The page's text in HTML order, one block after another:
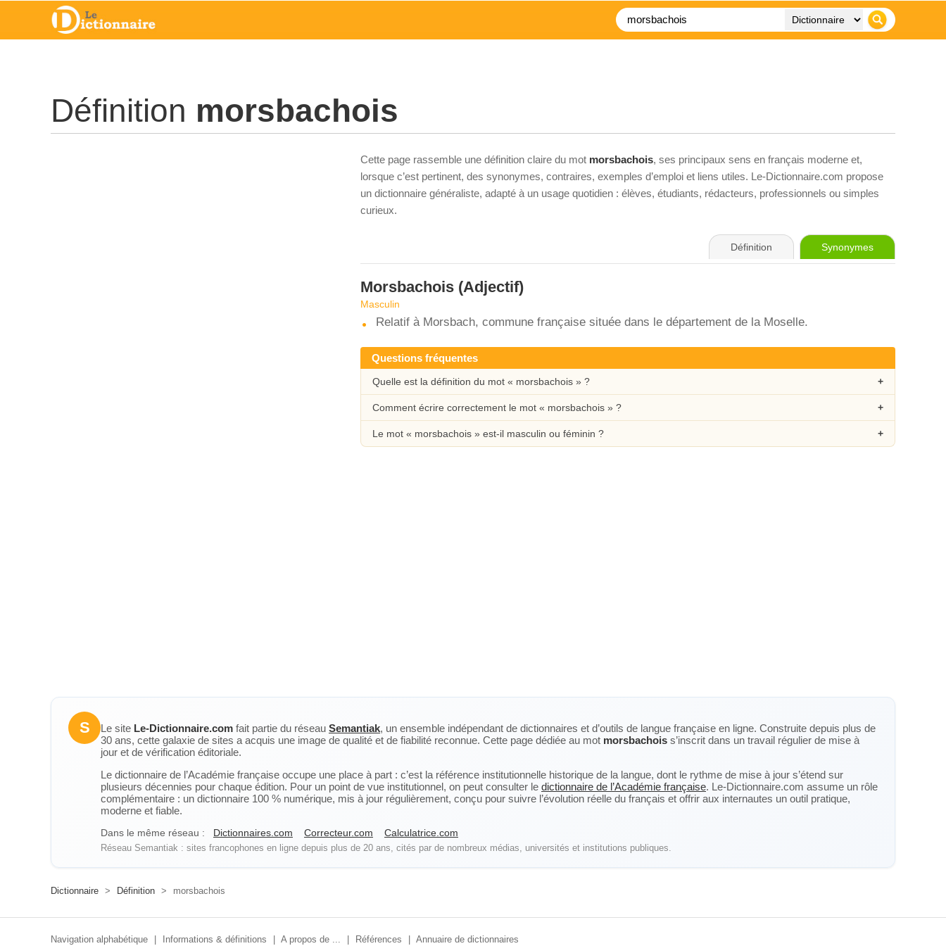
Définition morsbachois
Cette page rassemble une définition claire du mot morsbachois, ses principaux sens en français moderne et,
lorsque c’est pertinent, des synonymes, contraires, exemples d’emploi et liens utiles. Le-Dictionnaire.com propose
un dictionnaire généraliste, adapté à un usage quotidien : élèves, étudiants, rédacteurs, professionnels ou simples
curieux.
Définition Synonymes
Morsbachois (Adjectif)
Masculin
Relatif à Morsbach, commune française située dans le département de la Moselle.
Questions fréquentes
Quelle est la définition du mot « morsbachois » ?
Comment écrire correctement le mot « morsbachois » ?
Le mot « morsbachois » est-il masculin ou féminin ?
S Le site Le-Dictionnaire.com fait partie du réseau Semantiak, un ensemble indépendant de dictionnaires et d’outils de langue française en ligne. Construite depuis plus de
30 ans, cette galaxie de sites a acquis une image de qualité et de fiabilité reconnue. Cette page dédiée au mot morsbachois s’inscrit dans un travail régulier de mise à
jour et de vérification éditoriale.
Le dictionnaire de l’Académie française occupe une place à part : c’est la référence institutionnelle historique de la langue, dont le rythme de mise à jour s’étend sur
plusieurs décennies pour chaque édition. Pour un point de vue institutionnel, on peut consulter le dictionnaire de l’Académie française. Le-Dictionnaire.com assume un rôle
complémentaire : un dictionnaire 100 % numérique, mis à jour régulièrement, conçu pour suivre l’évolution réelle du français et offrir aux internautes un outil pratique,
moderne et fiable.
Dans le même réseau : Dictionnaires.com Correcteur.com Calculatrice.com
Réseau Semantiak : sites francophones en ligne depuis plus de 20 ans, cités par de nombreux médias, universités et institutions publiques.
Dictionnaire > Définition > morsbachois
Navigation alphabétique Informations & définitions A propos de ... Références Annuaire de dictionnaires